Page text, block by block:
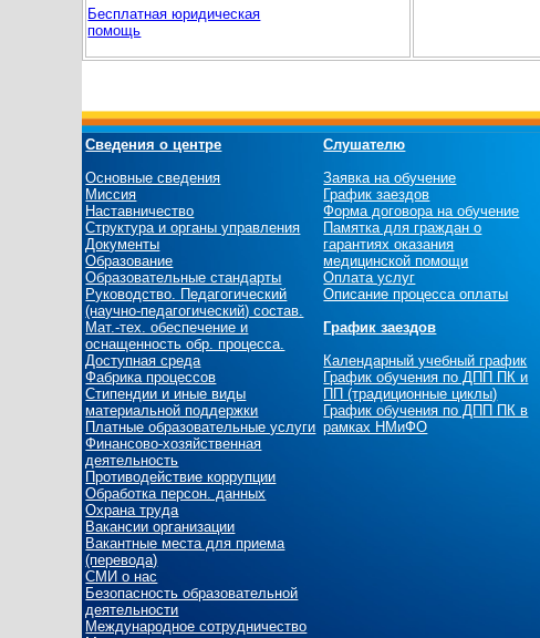
Бесплатная юридическая
помощь
Сведения о центре
Основные сведения
Миссия
Наставничество
Структура и органы управления
Документы
Образование
Образовательные стандарты
Руководство. Педагогический
(научно-педагогический) состав.
Мат.-тех. обеспечение и
оснащенность обр. процесса.
Доступная среда
Фабрика процессов
Стипендии и иные виды
материальной поддержки
Платные образовательные услуги
Финансово-хозяйственная
деятельность
Противодействие коррупции
Обработка персон. данных
Охрана труда
Вакансии организации
Вакантные места для приема
(перевода)
СМИ о нас
Безопасность образовательной
деятельности
Международное сотрудничество
Слушателю
Заявка на обучение
График заездов
Форма договора на обучение
Памятка для граждан о
гарантиях оказания
медицинской помощи
Оплата услуг
Описание процесса оплаты
График заездов
Календарный учебный график
График обучения по ДПП ПК и
ПП (традиционные циклы)
График обучения по ДПП ПК в
рамках НМиФО